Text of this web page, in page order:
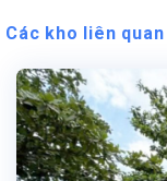
Các kho liên quan